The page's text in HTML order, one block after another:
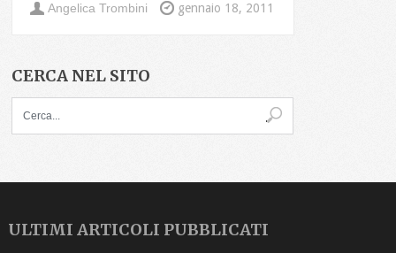
Angelica Trombini
gennaio 18, 2011
CERCA NEL SITO
ULTIMI ARTICOLI PUBBLICATI